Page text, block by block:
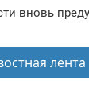
вновь
лента